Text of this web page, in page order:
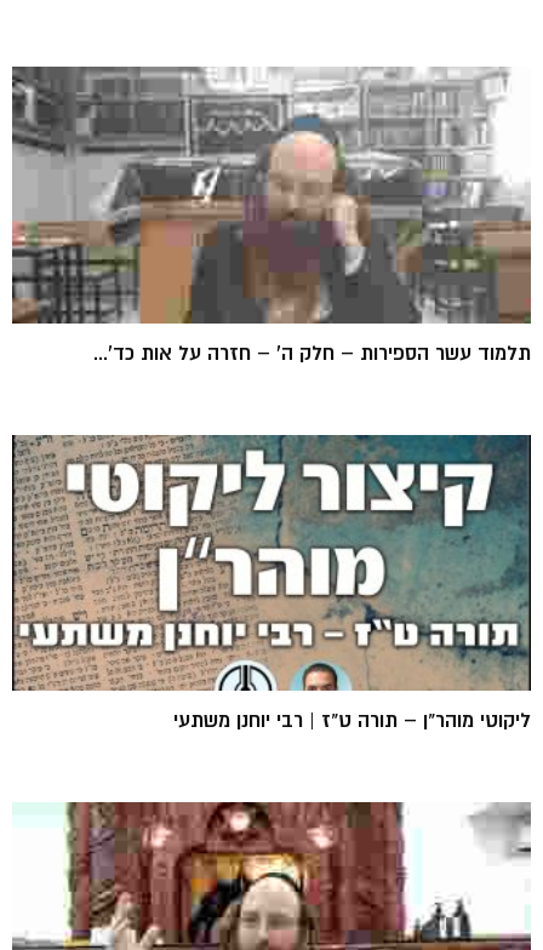
תלמוד עשר הספירות – חלק ה' – חזרה על אות כד'...
ליקוטי מוהר"ן – תורה ט"ז | רבי יוחנן משתעי